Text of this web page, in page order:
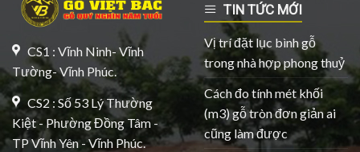
CS1 : Vĩnh Ninh- Vĩnh
Tường- Vĩnh Phúc.
CS2 : Số 53 Lý Thường
Kiệt - Phường Đồng Tâm -
TP Vĩnh Yên - Vĩnh Phúc.
TIN TỨC MỚI
Vị trí đặt lục bình gỗ
trong nhà hợp phong thuỷ
Cách đo tính mét khối
(m3) gỗ tròn đơn giản ai
cũng làm được